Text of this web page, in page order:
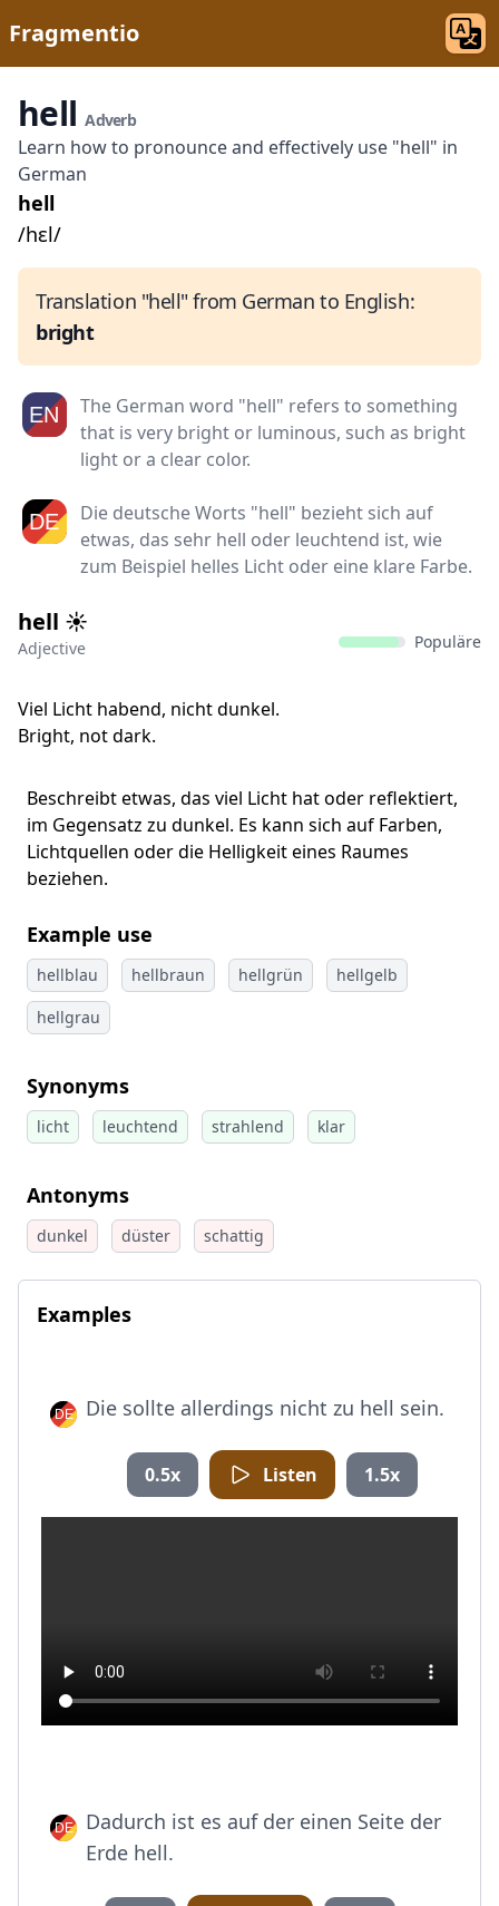
Fragmentio
hellAdverb
Learn how to pronounce and effectively use "hell" in
German
hell
/hɛl/
Translation "hell" from German to English:
bright
The German word "hell" refers to something
that is very bright or luminous, such as bright
light or a clear color.
Die deutsche Worts "hell" bezieht sich auf
etwas, das sehr hell oder leuchtend ist, wie
zum Beispiel helles Licht oder eine klare Farbe.
hell ☀️
Adjective Populäre
Viel Licht habend, nicht dunkel.
Bright, not dark.
Beschreibt etwas, das viel Licht hat oder reflektiert,
im Gegensatz zu dunkel. Es kann sich auf Farben,
Lichtquellen oder die Helligkeit eines Raumes
beziehen.
Example use
hellblau hellbraun hellgrün
hellgelb
hellgrau
Synonyms
licht leuchtend strahlend klar
Antonyms
dunkel düster schattig
Examples
Die sollte allerdings nicht zu hell sein.
0.5x Listen 1.5x
Dadurch ist es auf der einen Seite der
Erde hell.